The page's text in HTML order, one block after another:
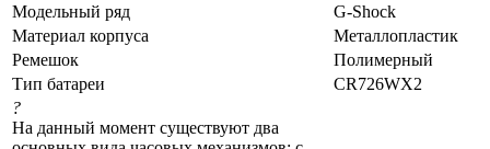
Модельный ряд
G-Shock
Материал корпуса
Металлопластик
Ремешок
Полимерный
Тип батареи
CR726WX2
?
На данный момент существуют два